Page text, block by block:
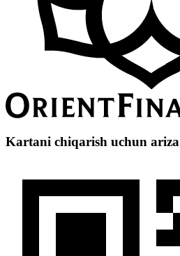
Kartani chiqarish uchun ariza